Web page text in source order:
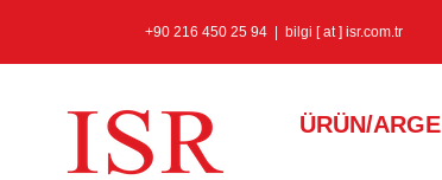
+90 216 450 25 94 bilgi [ at ] isr.com.tr
ÜRÜN/ARGE